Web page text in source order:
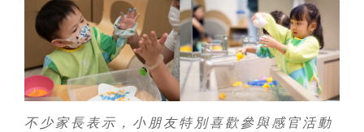
不少家長表示，小朋友特別喜歡參與感官活動